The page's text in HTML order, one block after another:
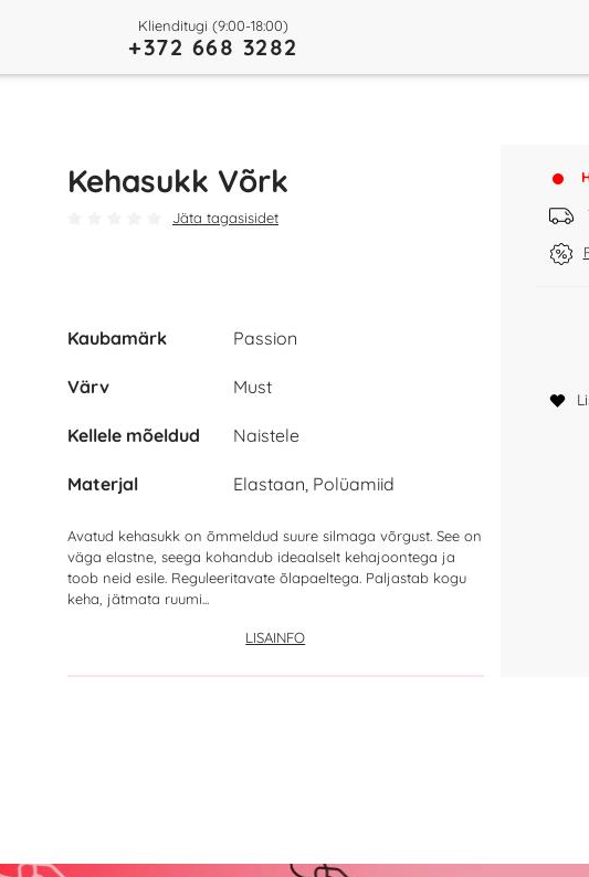
Klienditugi (9:00-18:00)
+372 668 3282
Kehasukk Võrk
Jäta tagasisidet
Kaubamärk Passion
Värv Must
Kellele mõeldud Naistele
Materjal Elastaan, Polüamiid
Avatud kehasukk on õmmeldud suure silmaga võrgust. See on
väga elastne, seega kohandub ideaalselt kehajoontega ja
toob neid esile. Reguleeritavate õlapaeltega. Paljastab kogu
keha, jätmata ruumi...
LISAINFO